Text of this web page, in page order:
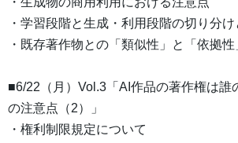
・学習段階と生成・利用段階の切り分
・既存著作物との「類似性」と「依拠性
■6/22（月）Vol.3「AI作品の著作権は誰
の注意点（2）」
・権利制限規定について